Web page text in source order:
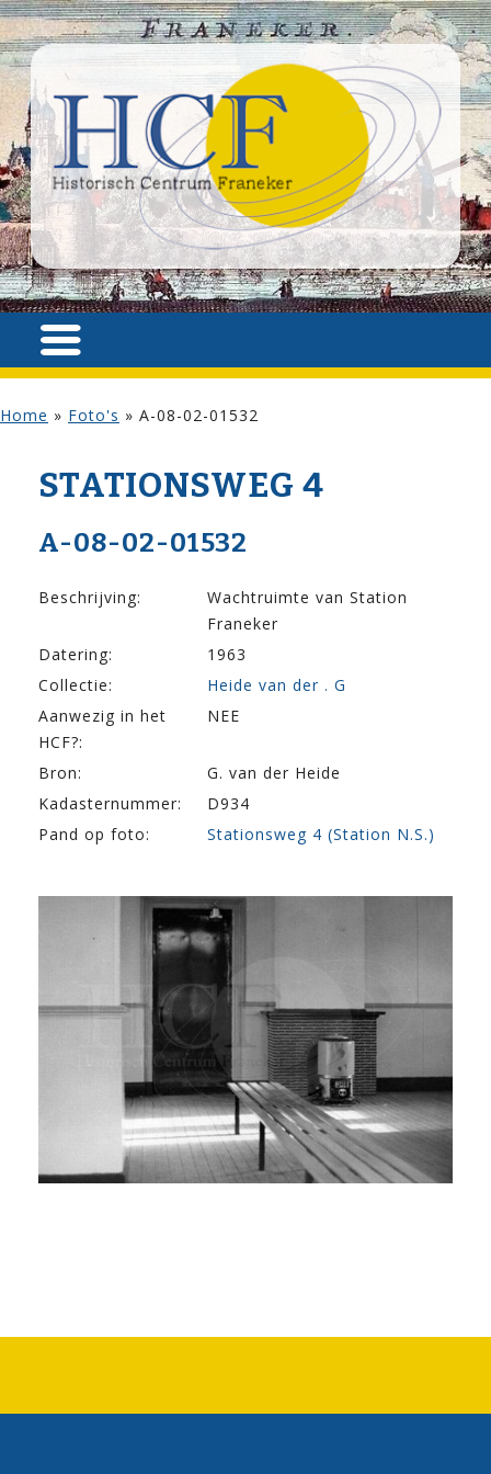
Home » Foto's » A-08-02-01532
STATIONSWEG 4
A-08-02-01532
Beschrijving:
Wachtruimte van Station
Franeker
Datering:
1963
Collectie:
Heide van der . G
Aanwezig in het
HCF?:
NEE
Bron:
G. van der Heide
Kadasternummer:
D934
Pand op foto:
Stationsweg 4 (Station N.S.)